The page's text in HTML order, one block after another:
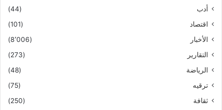
أدب
(44)
اقتصاد
(101)
الأخبار
(8٬006)
التقارير
(273)
الرياضة
(48)
ترقيه
(75)
ثقافة
(250)